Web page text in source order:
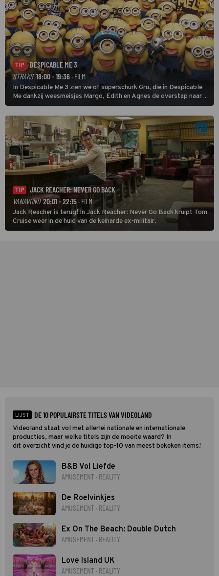
TIP
DESPICABLE ME 3
STRAKS 18:00 - 19:36· FILM
In Despicable Me 3 zien we of superschurk Gru, die in Despicable
Me dankzij weesmeisjes Margo, Edith en Agnes de overstap naar
het rechte pad maakte, ook op dat pad weet te blijven.
TIP
JACK REACHER: NEVER GO BACK
VANAVOND 20:01 - 22:15· FILM
Jack Reacher is terug! In Jack Reacher: Never Go Back kruipt Tom
Cruise weer in de huid van de keiharde ex-militair.
LIJST DE 10 POPULAIRSTE TITELS VAN VIDEOLAND
Videoland staat vol met allerlei nationale en internationale
producties, maar welke titels zijn de moeite waard? In
dit overzicht vind je de huidige top-10 van meest bekeken items!
B&B Vol Liefde
AMUSEMENT · REALITY
De Roelvinkjes
AMUSEMENT · REALITY
Ex On The Beach: Double Dutch
AMUSEMENT · REALITY
Love Island UK
AMUSEMENT · REALITY